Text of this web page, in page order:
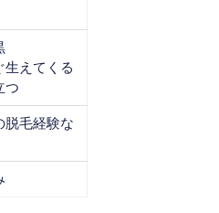
生えてくる
つ
脱毛経験な